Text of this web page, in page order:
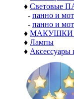
♦ Световые
- панно и
- панно и
♦ МАКУШКИ
♦ Лампы
♦ Аксессуары